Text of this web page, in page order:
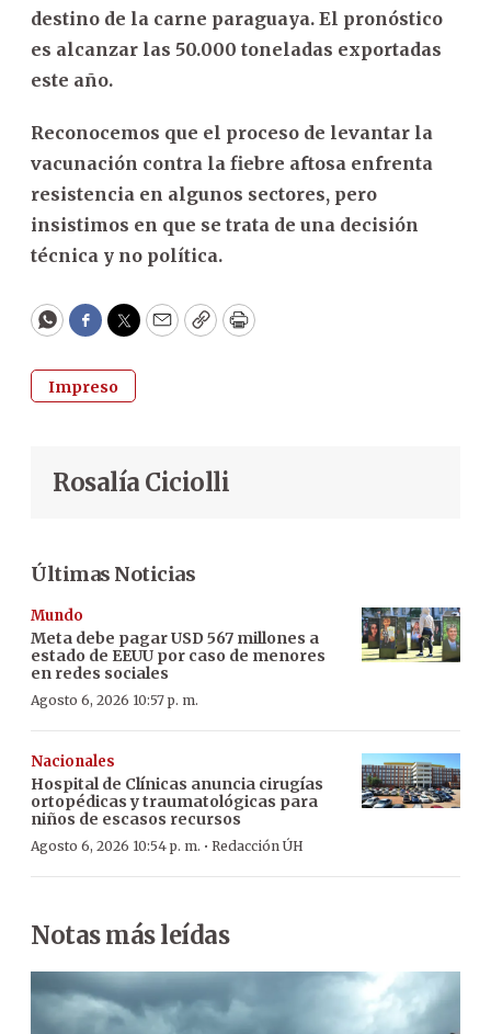
destino de la carne paraguaya. El pronóstico
es alcanzar las 50.000 toneladas exportadas
este año.
Reconocemos que el proceso de levantar la
vacunación contra la fiebre aftosa enfrenta
resistencia en algunos sectores, pero
insistimos en que se trata de una decisión
técnica y no política.
WhatsApp
Facebook
Twitter
EmailCopyPrint
Impreso
Rosalía Ciciolli
Últimas Noticias
Mundo
Meta debe pagar USD 567 millones a
estado de EEUU por caso de menores
en redes sociales
Agosto 6, 2026 10:57 p. m.
Nacionales
Hospital de Clínicas anuncia cirugías
ortopédicas y traumatológicas para
niños de escasos recursos
Agosto 6, 2026 10:54 p. m. · Redacción ÚH
Notas más leídas